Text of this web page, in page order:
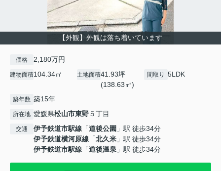
【外観】外観は落ち着いています
価格 2,180万円
建物面積104.34㎡ 土地面積41.93坪
(138.63㎡)
間取り 5LDK
築年数 築15年
所在地 愛媛県松山市東野５丁目
交通 伊予鉄道市駅線 「道後公園 」駅 徒歩34分
伊予鉄道横河原線 「北久米 」駅 徒歩34分
伊予鉄道市駅線 「道後温泉 」駅 徒歩34分